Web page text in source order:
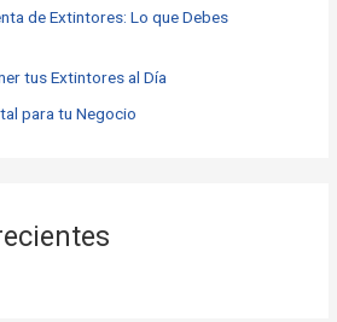
de Extintores: Lo que Debes
tus Extintores al Día
para tu Negocio